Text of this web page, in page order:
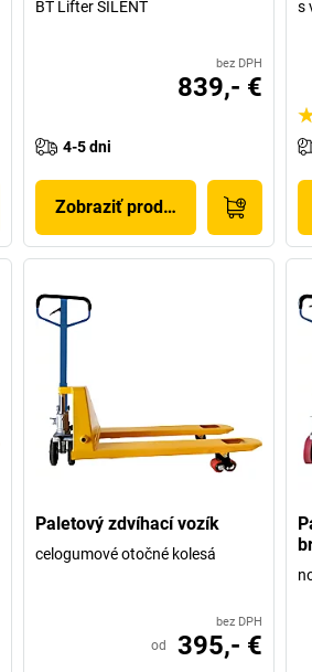
BT Lifter SILENT
bez DPH
839,- €
4-5 dni
Zobraziť produkt
s
Paletový zdvíhací vozík
celogumové otočné kolesá
bez DPH
od 395,- €